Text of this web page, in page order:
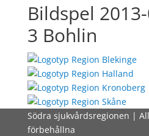
Bildspel
3 Bohlin
Södra sjukvårdsregionen |
förbehållna